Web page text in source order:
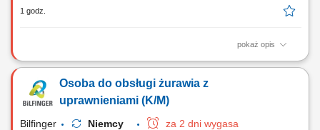
1 godz.
pokaż opis
Opis stanowiska Przyjmowanie dostaw oraz przygotowywanie towarów
dostępnych narzędzi magazynowych; Kompletacja zamówień i
przygotowywanie paczek dla klientów; Sortowanie oraz kontrola jakości
Osoba do obsługi żurawia z
uprawnieniami (K/M)
Bilfinger Niemcy za 2 dni wygasa